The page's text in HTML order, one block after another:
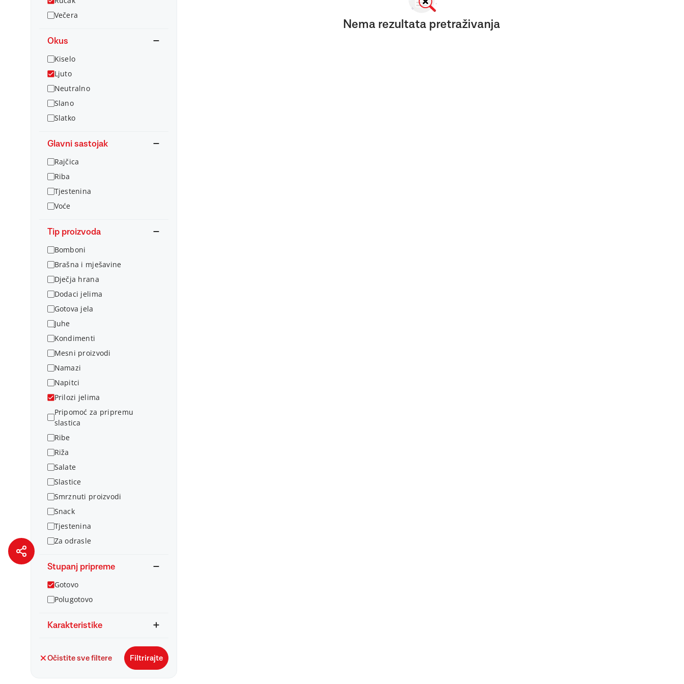
Večera
Okus
Kiselo
Ljuto
Neutralno
Slano
Slatko
Glavni sastojak
Rajčica
Riba
Tjestenina
Voće
Tip proizvoda
Bomboni
Brašna i mješavine
Dječja hrana
Dodaci jelima
Gotova jela
Juhe
Kondimenti
Mesni proizvodi
Namazi
Napitci
Prilozi jelima
Pripomoć za pripremu
slastica
Ribe
Riža
Salate
Slastice
Smrznuti proizvodi
Snack
Tjestenina
Za odrasle
Stupanj pripreme
Gotovo
Polugotovo
Karakteristike
Očistite sve filtere Filtrirajte
Nema rezultata pretraživanja